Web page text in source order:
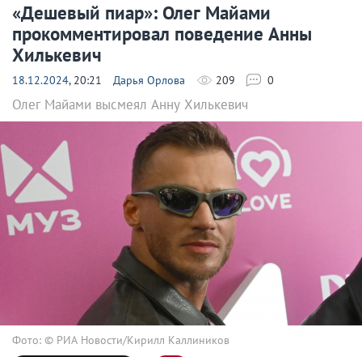
«Дешевый пиар»: Олег Майами
прокомментировал поведение Анны
Хилькевич
18.12.2024, 20:21 Дарья Орлова 209 0
Олег Майами высмеял Анну Хилькевич
Фото: © РИА Новости/Кирилл Каллиников